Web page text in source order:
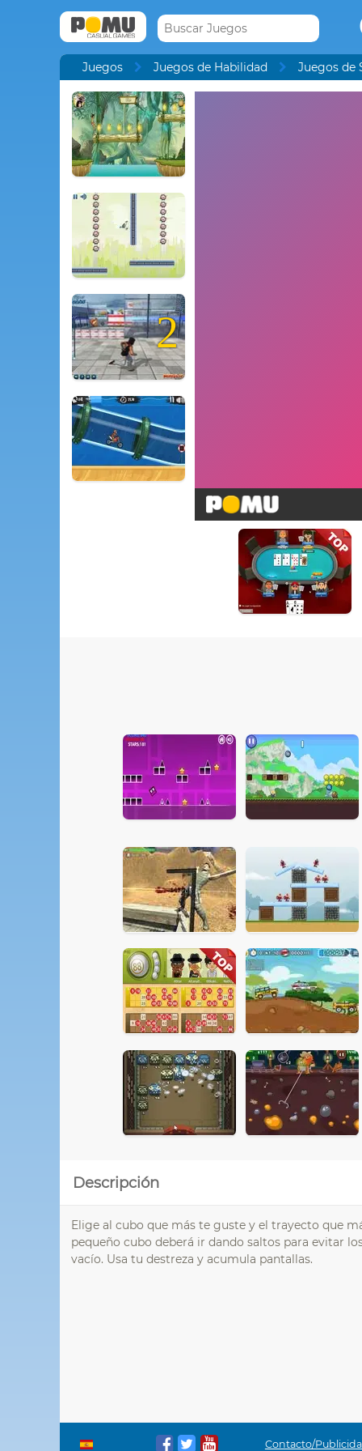
Juegos Juegos de Habilidad Juegos de
2
Descripción
Elige al cubo que más te guste y el trayecto que
pequeño cubo deberá ir dando saltos para evitar
vacío. Usa tu destreza y acumula pantallas.
Contacto/